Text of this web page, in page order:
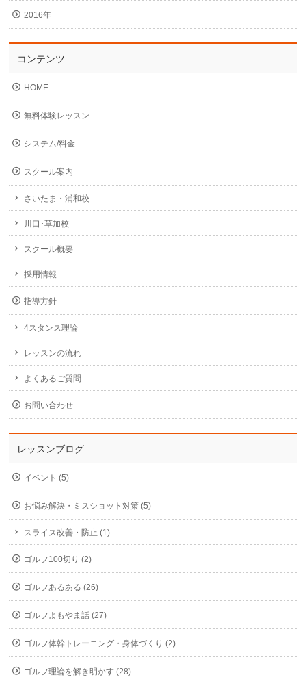
2016年
コンテンツ
HOME
無料体験レッスン
システム/料金
スクール案内
さいたま・浦和校
川口･草加校
スクール概要
採用情報
指導方針
4スタンス理論
レッスンの流れ
よくあるご質問
お問い合わせ
レッスンブログ
イベント (5)
お悩み解決・ミスショット対策 (5)
スライス改善・防止 (1)
ゴルフ100切り (2)
ゴルフあるある (26)
ゴルフよもやま話 (27)
ゴルフ体幹トレーニング・身体づくり (2)
ゴルフ理論を解き明かす (28)